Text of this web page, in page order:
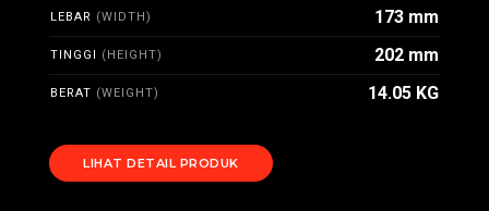
LEBAR (WIDTH) 173 mm
TINGGI (HEIGHT) 202 mm
BERAT (WEIGHT) 14.05 KG
LIHAT DETAIL PRODUK